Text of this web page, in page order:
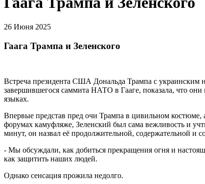
26 Июня 2025
Гаага Трампа и Зеленского
Встреча президента США Дональда Трампа с украинским
завершившегося саммита НАТО в Гааге, показала, что
языках.
Впервые представ пред очи Трампа в цивильном
форумах камуфляже, Зеленский был сама вежливость и
минут, он назвал её продолжительной, содержательной и
- Мы обсуждали, как добиться прекращения огня и
как защитить наших людей.
Однако сенсация прожила недолго.